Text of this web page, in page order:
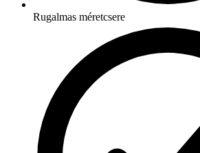
Rugalmas méretcsere